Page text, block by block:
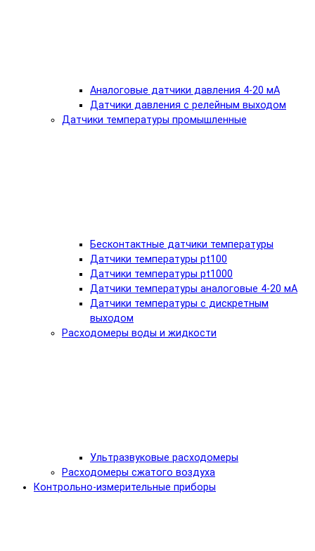
Аналоговые датчики давления 4-20 мА
Датчики давления с релейным выходом
Датчики температуры промышленные
Бесконтактные датчики температуры
Датчики температуры pt100
Датчики температуры pt1000
Датчики температуры аналоговые 4-20 мА
Датчики температуры с дискретным
выходом
Расходомеры воды и жидкости
Ультразвуковые расходомеры
Расходомеры сжатого воздуха
Контрольно-измерительные приборы